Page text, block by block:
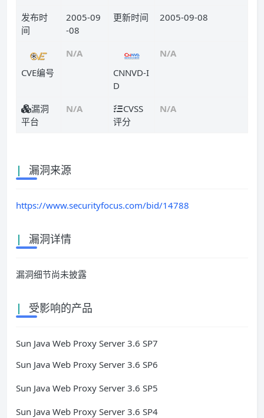
发布时
间
2005-09
-08
更新时间 2005-09-08
CVE编号
N/A
CNNVD-I
D
N/A
漏洞
平台
N/A
CVSS
评分
N/A
| 漏洞来源
https://www.securityfocus.com/bid/14788
| 漏洞详情
漏洞细节尚未披露
| 受影响的产品
Sun Java Web Proxy Server 3.6 SP7
Sun Java Web Proxy Server 3.6 SP6
Sun Java Web Proxy Server 3.6 SP5
Sun Java Web Proxy Server 3.6 SP4